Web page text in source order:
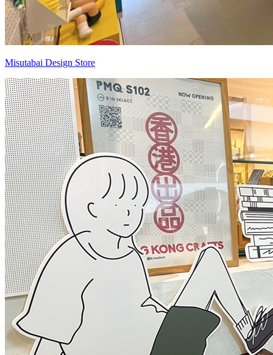
Misutabai Design Store